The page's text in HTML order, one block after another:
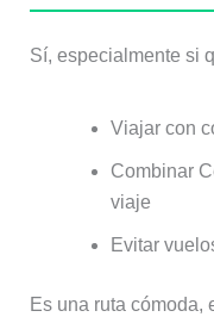
Sí, especialmente si
Viajar con
Combinar
viaje
Evitar
Es una ruta cómoda,